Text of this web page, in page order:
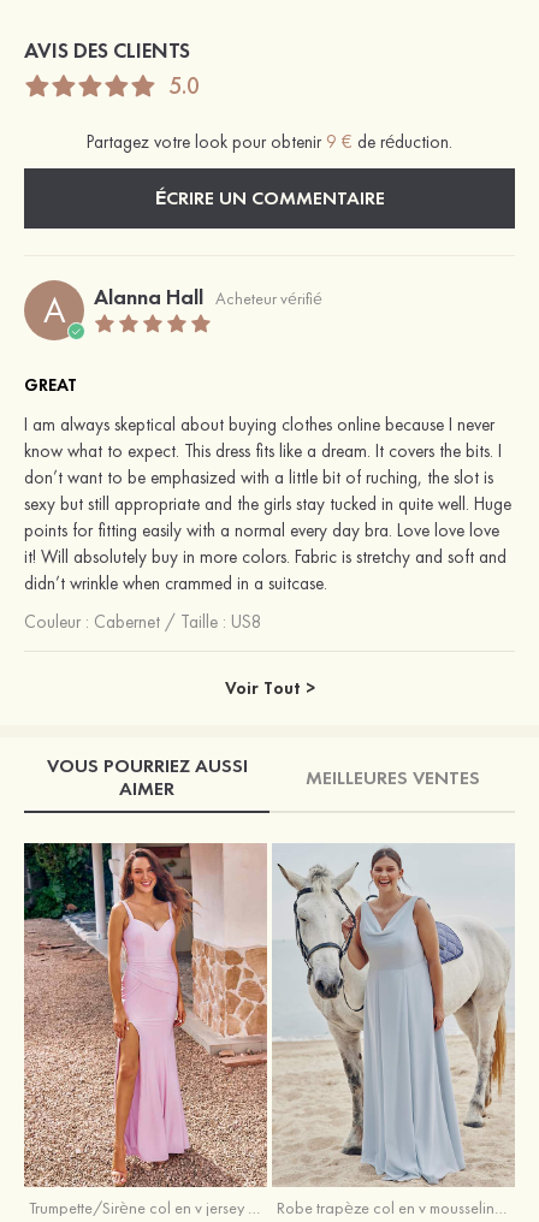
AVIS DES CLIENTS
5.0
Partagez votre look pour obtenir 9 € de réduction.
ÉCRIRE UN COMMENTAIRE
A Alanna Hall Acheteur vérifié
GREAT
I am always skeptical about buying clothes online because I never
know what to expect. This dress fits like a dream. It covers the bits. I
don’t want to be emphasized with a little bit of ruching, the slot is
sexy but still appropriate and the girls stay tucked in quite well. Huge
points for fitting easily with a normal every day bra. Love love love
it! Will absolutely buy in more colors. Fabric is stretchy and soft and
didn’t wrinkle when crammed in a suitcase.
Couleur : Cabernet / Taille : US8
Voir Tout >
VOUS POURRIEZ AUSSI
AIMER
MEILLEURES VENTES
Trumpette/Sirène col en v jersey ras du sol robe de demoiselle d'honneur Robe trapèze col en v mousseline ras du sol robe de demoiselle d'honneur